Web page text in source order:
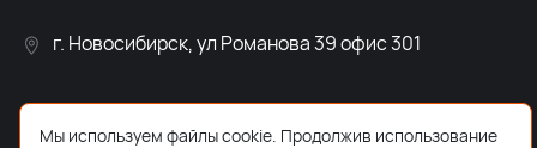
г. Новосибирск, ул Романова 39 офис 301
Мы используем файлы cookie. Продолжив использование